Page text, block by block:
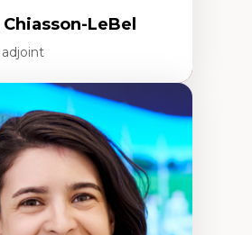
LeBel
développement
comparée
sociaux